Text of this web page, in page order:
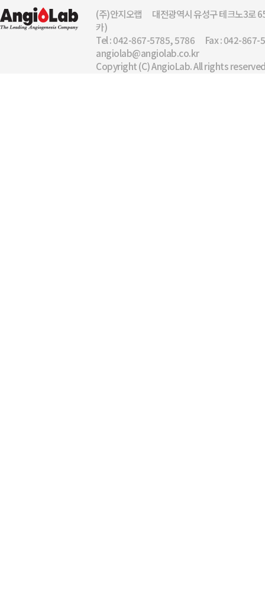
(주)안지오랩
대전광역시 유성구 테크노3로
카)
Tel : 042-867-5785, 5786
Fax : 042-867-
angiolab@angiolab.co.kr
Copyright (C) AngioLab. All rights